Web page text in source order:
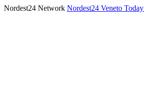
Nordest24 Network Nordest24 Veneto Today